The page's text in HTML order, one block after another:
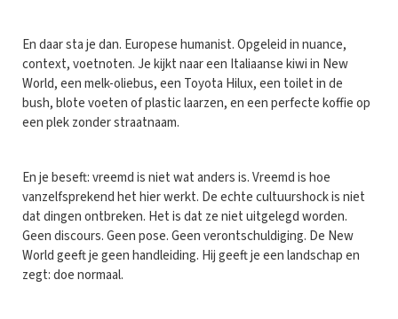
En daar sta je dan. Europese humanist. Opgeleid in nuance,
context, voetnoten. Je kijkt naar een Italiaanse kiwi in New
World, een melk-oliebus, een Toyota Hilux, een toilet in de
bush, blote voeten of plastic laarzen, en een perfecte koffie op
een plek zonder straatnaam.
En je beseft: vreemd is niet wat anders is. Vreemd is hoe
vanzelfsprekend het hier werkt. De echte cultuurshock is niet
dat dingen ontbreken. Het is dat ze niet uitgelegd worden.
Geen discours. Geen pose. Geen verontschuldiging. De New
World geeft je geen handleiding. Hij geeft je een landschap en
zegt: doe normaal.